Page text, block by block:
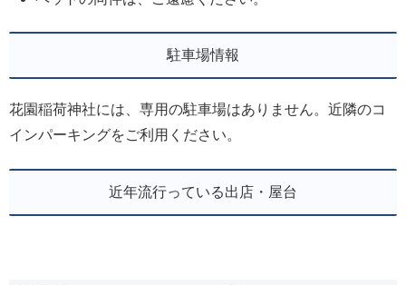
駐車場情報
花園稲荷神社には、専用の駐車場はありません。近隣のコ
インパーキングをご利用ください。
近年流行っている出店・屋台